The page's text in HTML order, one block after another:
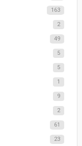
163
2
49
5
5
1
9
2
61
23